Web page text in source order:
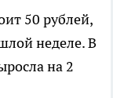
50 рублей,
неделе. В
на 2